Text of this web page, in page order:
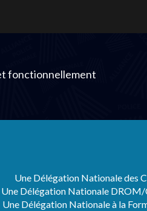
fonctionnellement
Une Délégation Nationale des
Une Délégation Nationale
Une Délégation Nationale à la